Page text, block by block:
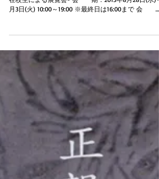
日本橋三越 50回記念杜窯会作陶
展
50回記念 杜窯会作陶展 -東京藝術大学陶芸講座 卒業
在校生による展覧会- 会 期：2013年8月28日(水)
月3日(火) 10:00～19:00 ※最終日は16:00まで 会
場：日本橋三越本店 6階 アートスクエア、特選画廊
工芸サロン...